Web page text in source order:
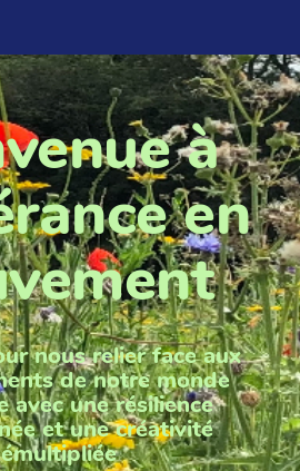
à
en
nous relier face aux
de notre monde
avec une résilience
et une créativité